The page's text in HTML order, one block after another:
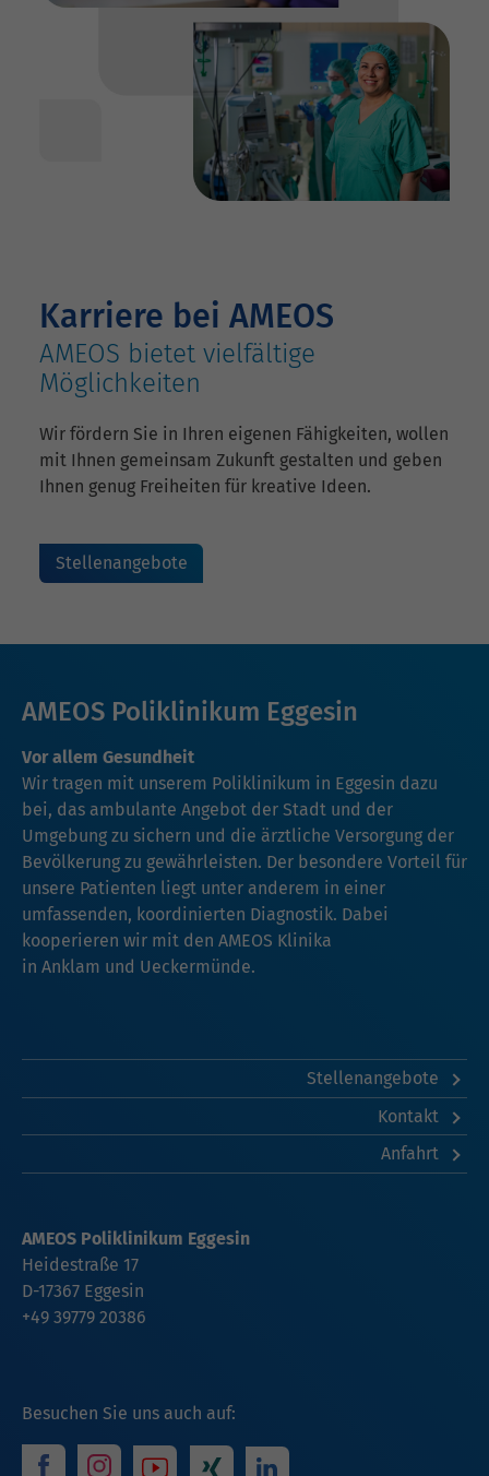
Karriere bei AMEOS
AMEOS bietet vielfältige
Möglichkeiten
Wir fördern Sie in Ihren eigenen Fähigkeiten, wollen
mit Ihnen gemeinsam Zukunft gestalten und geben
Ihnen genug Freiheiten für kreative Ideen.
Stellenangebote
AMEOS Poliklinikum Eggesin
Vor allem Gesundheit
Wir tragen mit unserem Poliklinikum in Eggesin dazu
bei, das ambulante Angebot der Stadt und der
Umgebung zu sichern und die ärztliche Versorgung der
Bevölkerung zu gewährleisten. Der besondere Vorteil für
unsere Patienten liegt unter anderem in einer
umfassenden, koordinierten Diagnostik. Dabei
kooperieren wir mit den AMEOS Klinika
in Anklam und Ueckermünde.
Stellenangebote
Kontakt
Anfahrt
Besuchen Sie uns auch auf:
AMEOS Poliklinikum Eggesin
Heidestraße 17
D-17367 Eggesin
+49 39779 20386